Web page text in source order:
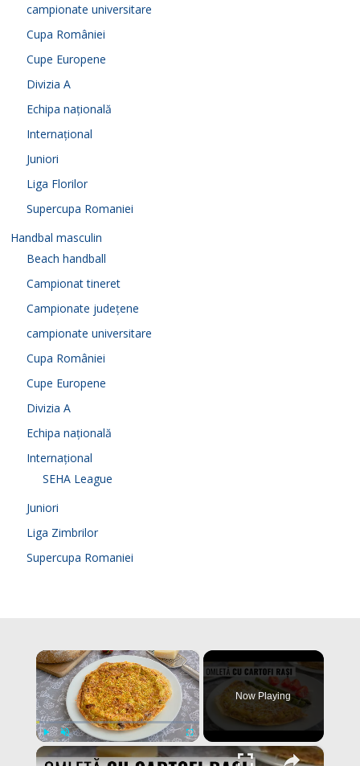
campionate universitare
Cupa României
Cupe Europene
Divizia A
Echipa națională
Internațional
Juniori
Liga Florilor
Supercupa Romaniei
Handbal masculin
Beach handball
Campionat tineret
Campionate județene
campionate universitare
Cupa României
Cupe Europene
Divizia A
Echipa națională
Internațional
SEHA League
Juniori
Liga Zimbrilor
Supercupa Romaniei
×
Unmute Fullscreen
Now Playing
×